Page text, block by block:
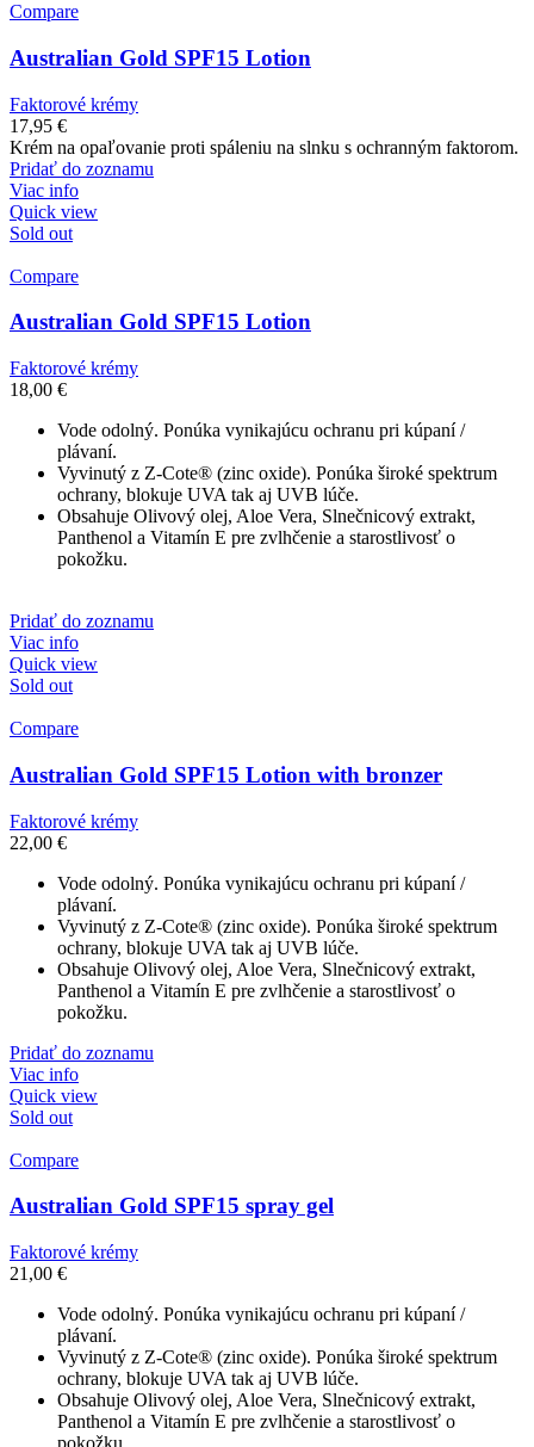
Compare
Australian Gold SPF15 Lotion
Faktorové krémy
17,95 €
Krém na opaľovanie proti spáleniu na slnku s ochranným faktorom.
Pridať do zoznamu
Viac info
Quick view
Sold out
Compare
Australian Gold SPF15 Lotion
Faktorové krémy
18,00 €
Vode odolný. Ponúka vynikajúcu ochranu pri kúpaní /
plávaní.
Vyvinutý z Z-Cote® (zinc oxide). Ponúka široké spektrum
ochrany, blokuje UVA tak aj UVB lúče.
Obsahuje Olivový olej, Aloe Vera, Slnečnicový extrakt,
Panthenol a Vitamín E pre zvlhčenie a starostlivosť o
pokožku.
Pridať do zoznamu
Viac info
Quick view
Sold out
Compare
Australian Gold SPF15 Lotion with bronzer
Faktorové krémy
22,00 €
Vode odolný. Ponúka vynikajúcu ochranu pri kúpaní /
plávaní.
Vyvinutý z Z-Cote® (zinc oxide). Ponúka široké spektrum
ochrany, blokuje UVA tak aj UVB lúče.
Obsahuje Olivový olej, Aloe Vera, Slnečnicový extrakt,
Panthenol a Vitamín E pre zvlhčenie a starostlivosť o
pokožku.
Pridať do zoznamu
Viac info
Quick view
Sold out
Compare
Australian Gold SPF15 spray gel
Faktorové krémy
21,00 €
Vode odolný. Ponúka vynikajúcu ochranu pri kúpaní /
plávaní.
Vyvinutý z Z-Cote® (zinc oxide). Ponúka široké spektrum
ochrany, blokuje UVA tak aj UVB lúče.
Obsahuje Olivový olej, Aloe Vera, Slnečnicový extrakt,
Panthenol a Vitamín E pre zvlhčenie a starostlivosť o
pokožku